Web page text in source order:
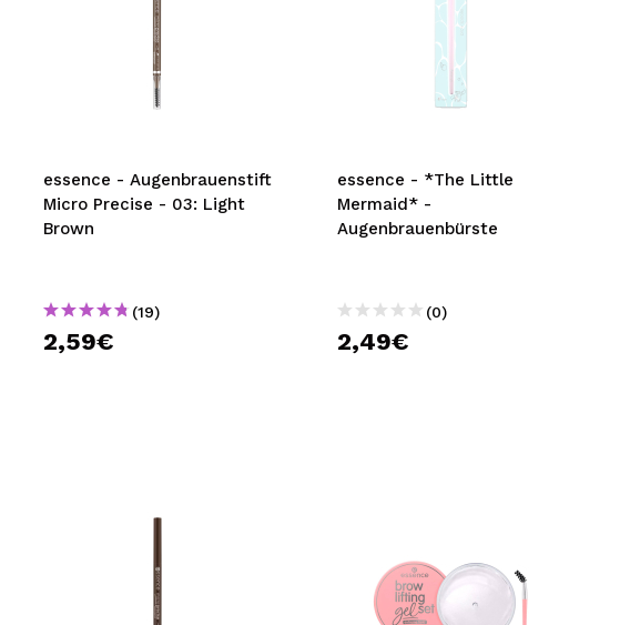
essence - Augenbrauenstift
Micro Precise - 03: Light
Brown
(19)
2,59€
essence - *The Little
Mermaid* -
Augenbrauenbürste
(0)
2,49€